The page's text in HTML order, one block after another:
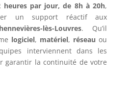
heures par jour, de 8h à 20h,
un support réactif aux
lès-Louvres. Qu’il
logiciel, matériel, réseau ou
interviennent dans les
garantir la continuité de votre